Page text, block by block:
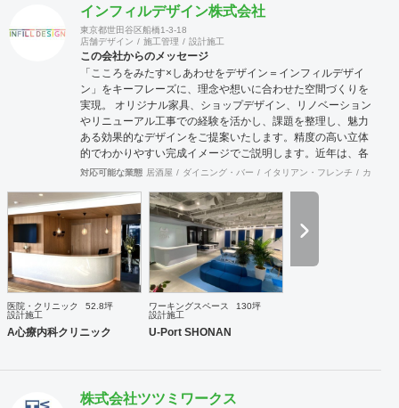
インフィルデザイン株式会社
東京都世田谷区船橋1-3-18
店舗デザイン
施工管理 設計施工
この会社からのメッセージ
「こころをみたす×しあわせをデザイン＝インフィルデザイ
ン」をキーフレーズに、理念や想いに合わせた空間づくりを
実現。 オリジナル家具、ショップデザイン、リノベーション
やリニューアル工事での経験を活かし、課題を整理し、魅力
ある効果的なデザインをご提案いたします。精度の高い立体
的でわかりやすい完成イメージでご説明します。近年は、各
地域の自治体様からエリア全体の構想や空き施設の有効利用
をいただいています。 連携スタッフには経験豊富な一級建築
士もおりますので、立地に合わせた集客できる施設・店舗づ
くりを事業構想から、デザイン・設計・工事監理までサポー
トさせていただきます。
対応可能な業態 居酒屋 ダイニング・バー イタリアン・フレンチ カフェ
医院・クリニック
52.8坪
設計施工
A心療内科クリニック
ワーキングスペース
130坪
設計施工
U-Port SHONAN
株式会社ツツミワークス